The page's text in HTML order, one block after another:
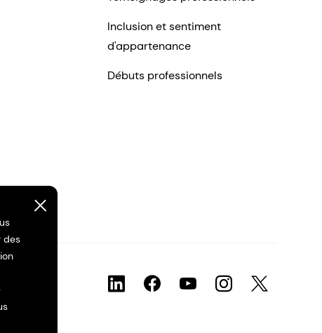
des
Inclusion et sentiment
d'appartenance
Débuts professionnels